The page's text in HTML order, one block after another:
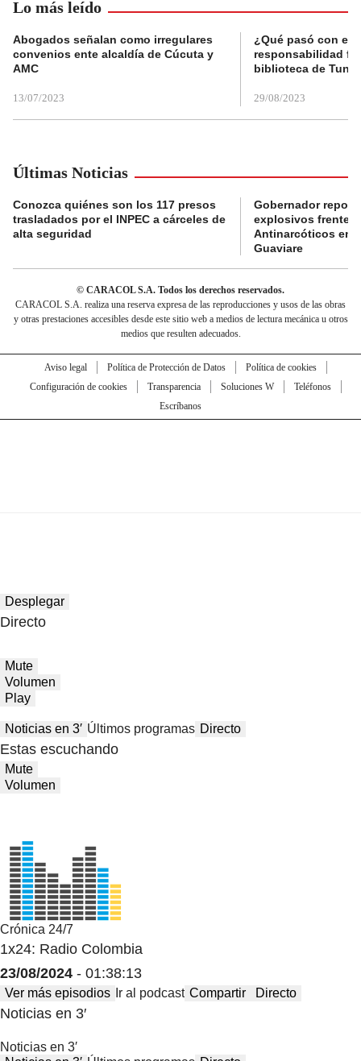
Lo más leído
Abogados señalan como irregulares
convenios ente alcaldía de Cúcuta y
AMC
13/07/2023
¿Qué pasó con el
responsabilidad
biblioteca de
29/08/2023
Últimas Noticias
Conozca quiénes son los 117 presos
trasladados por el INPEC a cárceles de
alta seguridad
Gobernador
explosivos frente a
Antinarcóticos en
Guaviare
© CARACOL S.A. Todos los derechos reservados.
CARACOL S.A. realiza una reserva expresa de las reproducciones y usos de las obras
y otras prestaciones accesibles desde este sitio web a medios de lectura mecánica u otros
medios que resulten adecuados.
Aviso legal Política de Protección de Datos
Política de cookies
Configuración de cookies
Transparencia Soluciones W
Teléfonos
Escríbanos
Desplegar
Directo
Mute
Volumen
Play
Noticias en 3′ Últimos programas Directo
Estas escuchando
Mute
Volumen
Crónica 24/7
1x24: Radio Colombia
23/08/2024 - 01:38:13
Ver más episodios Ir al podcast Compartir Directo
Noticias en 3′
Noticias en 3′